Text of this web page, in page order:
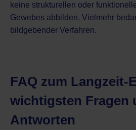
keine strukturellen oder
Gewebes abbilden. Vielmehr
bildgebender Verfahren.
FAQ zum Langzeit-
wichtigsten Fragen
Antworten